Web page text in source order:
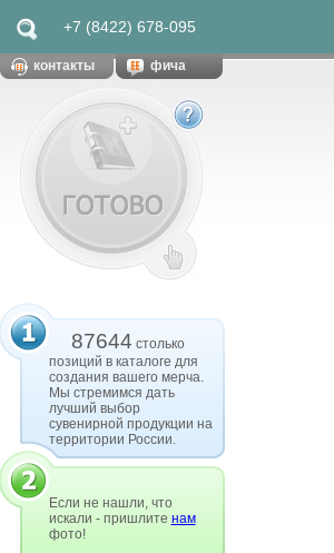
+7 (8422) 678-095
контакты фича
87644 столько
позиций в каталоге для
создания вашего мерча.
Мы стремимся дать
лучший выбор
сувенирной продукции на
территории России.
Если не нашли, что
искали - пришлите нам
фото!